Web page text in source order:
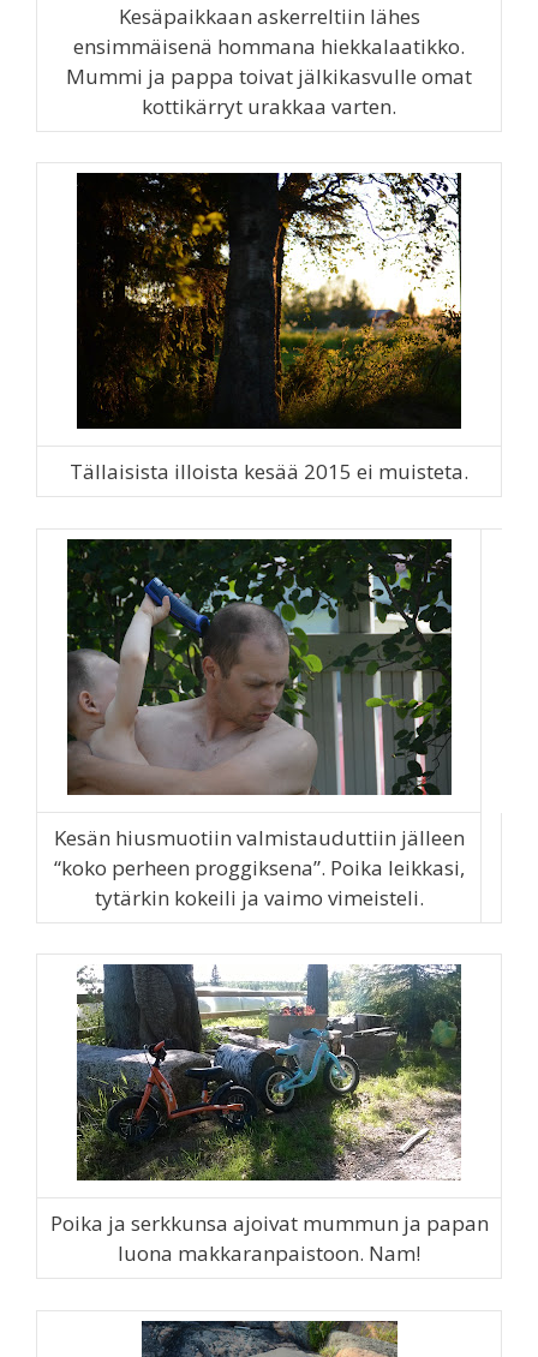
Kesäpaikkaan askerreltiin lähes
ensimmäisenä hommana hiekkalaatikko.
Mummi ja pappa toivat jälkikasvulle omat
kottikärryt urakkaa varten.
Tällaisista illoista kesää 2015 ei muisteta.
Kesän hiusmuotiin valmistauduttiin jälleen
“koko perheen proggiksena”. Poika leikkasi,
tytärkin kokeili ja vaimo vimeisteli.
Poika ja serkkunsa ajoivat mummun ja papan
luona makkaranpaistoon. Nam!